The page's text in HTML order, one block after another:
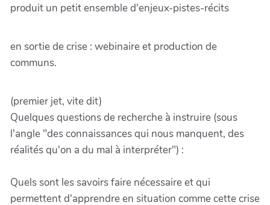
produit un petit ensemble d'enjeux-pistes-récits
en sortie de crise : webinaire et production de
communs.
(premier jet, vite dit)
Quelques questions de recherche à instruire (sous
l'angle "des connaissances qui nous manquent, des
réalités qu'on a du mal à interpréter") :
Quels sont les savoirs faire nécessaire et qui
permettent d'apprendre en situation comme cette crise